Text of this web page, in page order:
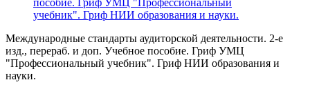
Международные стандарты аудиторской деятельности. 2-е
изд., перераб. и доп. Учебное пособие. Гриф УМЦ
"Профессиональный учебник". Гриф НИИ образования и
науки.